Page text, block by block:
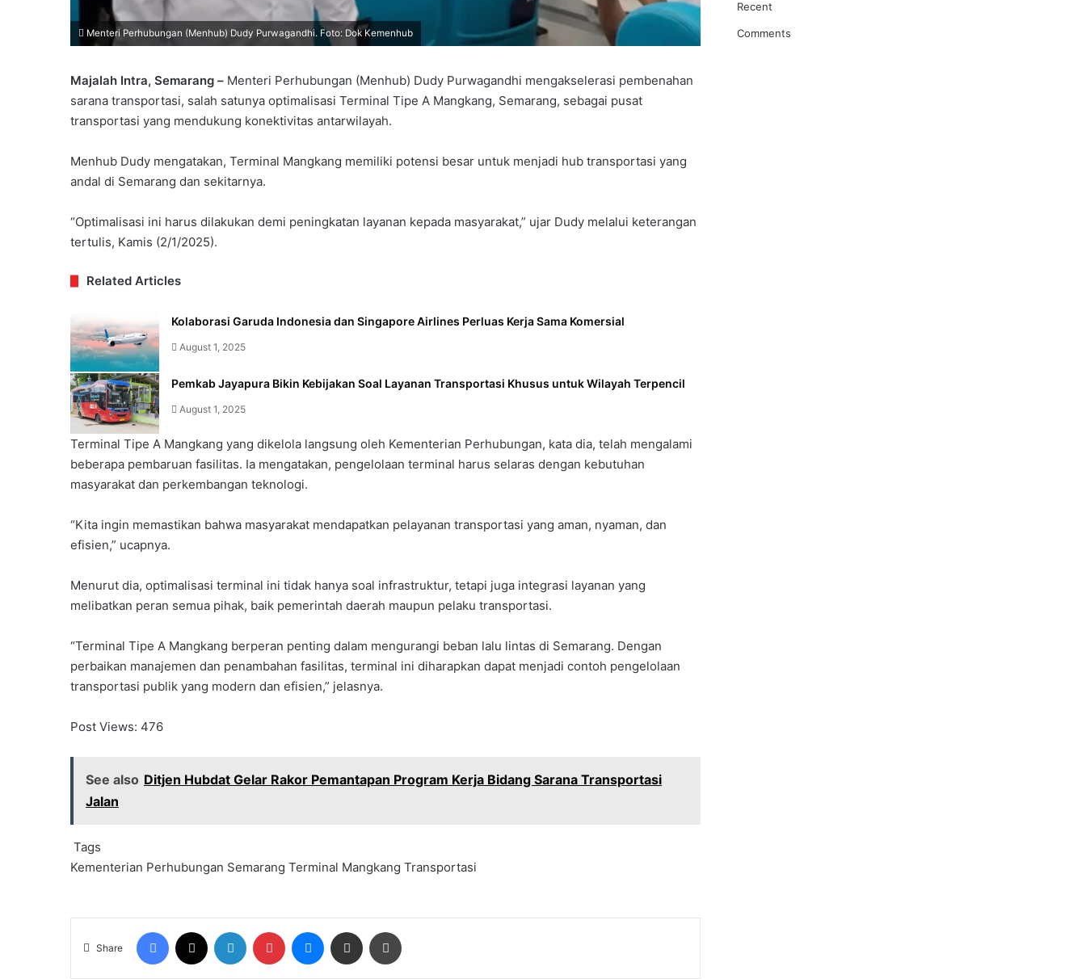
Menteri Perhubungan (Menhub) Dudy Purwagandhi. Foto: Dok Kemenhub
Majalah Intra, Semarang – Menteri Perhubungan (Menhub) Dudy Purwagandhi mengakselerasi pembenahan
sarana transportasi, salah satunya optimalisasi Terminal Tipe A Mangkang, Semarang, sebagai pusat
transportasi yang mendukung konektivitas antarwilayah.
Menhub Dudy mengatakan, Terminal Mangkang memiliki potensi besar untuk menjadi hub transportasi yang
andal di Semarang dan sekitarnya.
“Optimalisasi ini harus dilakukan demi peningkatan layanan kepada masyarakat,” ujar Dudy melalui keterangan
tertulis, Kamis (2/1/2025).
Related Articles
Kolaborasi Garuda Indonesia dan Singapore Airlines Perluas Kerja Sama Komersial
August 1, 2025
Pemkab Jayapura Bikin Kebijakan Soal Layanan Transportasi Khusus untuk Wilayah Terpencil
August 1, 2025
Terminal Tipe A Mangkang yang dikelola langsung oleh Kementerian Perhubungan, kata dia, telah mengalami
beberapa pembaruan fasilitas. Ia mengatakan, pengelolaan terminal harus selaras dengan kebutuhan
masyarakat dan perkembangan teknologi.
“Kita ingin memastikan bahwa masyarakat mendapatkan pelayanan transportasi yang aman, nyaman, dan
efisien,” ucapnya.
Menurut dia, optimalisasi terminal ini tidak hanya soal infrastruktur, tetapi juga integrasi layanan yang
melibatkan peran semua pihak, baik pemerintah daerah maupun pelaku transportasi.
“Terminal Tipe A Mangkang berperan penting dalam mengurangi beban lalu lintas di Semarang. Dengan
perbaikan manajemen dan penambahan fasilitas, terminal ini diharapkan dapat menjadi contoh pengelolaan
transportasi publik yang modern dan efisien,” jelasnya.
Post Views: 476
See also Ditjen Hubdat Gelar Rakor Pemantapan Program Kerja Bidang Sarana Transportasi
Jalan
Tags
Kementerian Perhubungan Semarang Terminal Mangkang Transportasi
Share
Facebook LinkedIn Pinterest Messenger
Share via Email
Recent
Comments